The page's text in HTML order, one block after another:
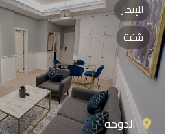
الدوحه
للإيجار
شقة